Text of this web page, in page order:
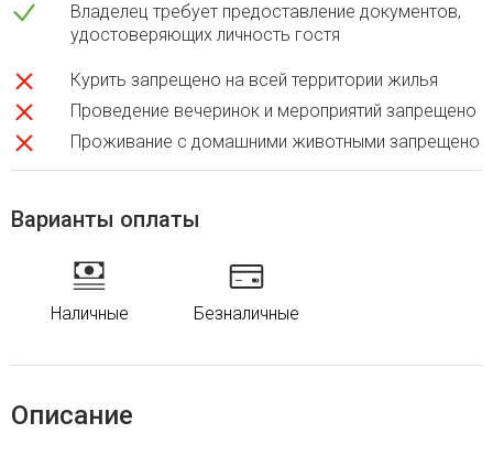
Владелец требует предоставление документов,
удостоверяющих личность гостя
Курить запрещено на всей территории жилья
Проведение вечеринок и мероприятий запрещено
Проживание с домашними животными запрещено
Варианты оплаты
Наличные Безналичные
Описание